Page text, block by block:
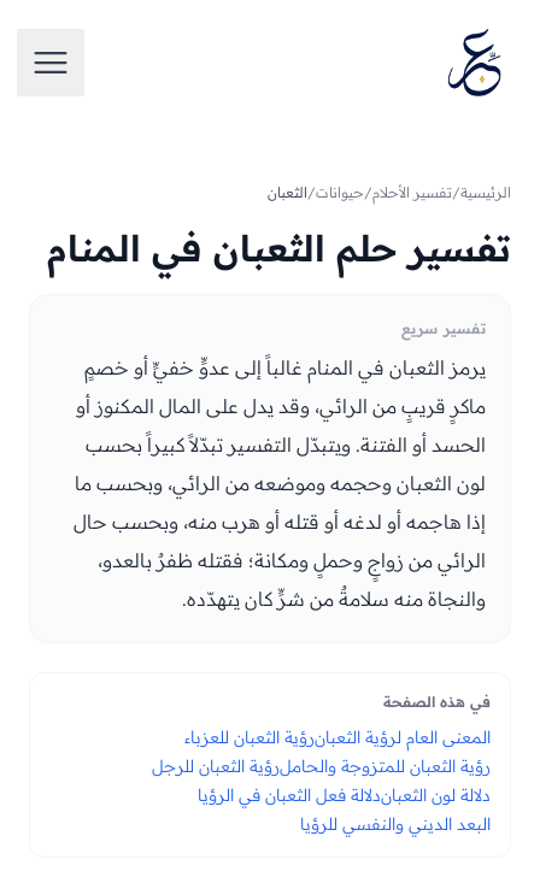
فتح
الرئيسية/تفسير الأحلام/حيوانات/الثعبان
تفسير حلم الثعبان في المنام
تفسير سريع
يرمز الثعبان في المنام غالباً إلى عدوٍّ خفيٍّ أو خصمٍ
ماكرٍ قريبٍ من الرائي، وقد يدل على المال المكنوز أو
الحسد أو الفتنة. ويتبدّل التفسير تبدّلاً كبيراً بحسب
لون الثعبان وحجمه وموضعه من الرائي، وبحسب ما
إذا هاجمه أو لدغه أو قتله أو هرب منه، وبحسب حال
الرائي من زواجٍ وحملٍ ومكانة؛ فقتله ظفرٌ بالعدو،
والنجاة منه سلامةٌ من شرٍّ كان يتهدّده.
في هذه الصفحة
المعنى العام لرؤية الثعبانرؤية الثعبان للعزباء
رؤية الثعبان للمتزوجة والحاملرؤية الثعبان للرجل
دلالة لون الثعباندلالة فعل الثعبان في الرؤيا
البعد الديني والنفسي للرؤيا